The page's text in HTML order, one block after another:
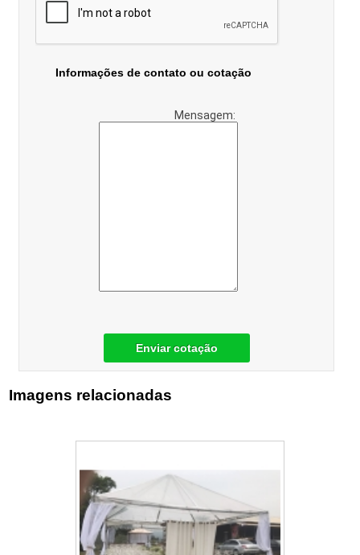
Informações de contato ou cotação
Mensagem:
Enviar cotação
Imagens relacionadas